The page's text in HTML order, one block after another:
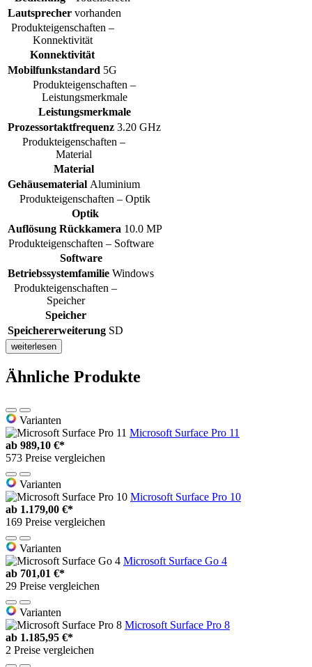
Lautsprecher vorhanden
Produkteigenschaften –
Konnektivität
Konnektivität
Mobilfunkstandard 5G
Produkteigenschaften –
Leistungsmerkmale
Leistungsmerkmale
Prozessortaktfrequenz 3.20 GHz
Produkteigenschaften –
Material
Material
Gehäusematerial Aluminium
Produkteigenschaften – Optik
Optik
Auflösung Rückkamera 10.0 MP
Produkteigenschaften – Software
Software
Betriebssystemfamilie Windows
Produkteigenschaften –
Speicher
Speicher
Speichererweiterung SD
weiterlesen
Ähnliche Produkte
Varianten
Microsoft Surface Pro 11
ab 989,10 €*
573 Preise vergleichen
Varianten
Microsoft Surface Pro 10
ab 1.179,00 €*
169 Preise vergleichen
Varianten
Microsoft Surface Go 4
ab 701,01 €*
29 Preise vergleichen
Varianten
Microsoft Surface Pro 8
ab 1.185,95 €*
2 Preise vergleichen